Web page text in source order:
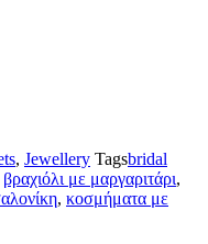
, Jewellery Tagsbridal
βραχιόλι με μαργαριτάρι,
, κοσμήματα με